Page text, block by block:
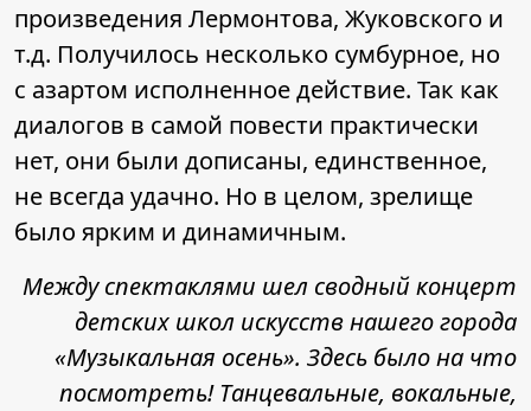
произведения Лермонтова, Жуковского и
т.д. Получилось несколько сумбурное, но
с азартом исполненное действие. Так как
диалогов в самой повести практически
нет, они были дописаны, единственное,
не всегда удачно. Но в целом, зрелище
было ярким и динамичным.
Между спектаклями шел сводный концерт
детских школ искусств нашего города
«Музыкальная осень». Здесь было на что
посмотреть! Танцевальные, вокальные,